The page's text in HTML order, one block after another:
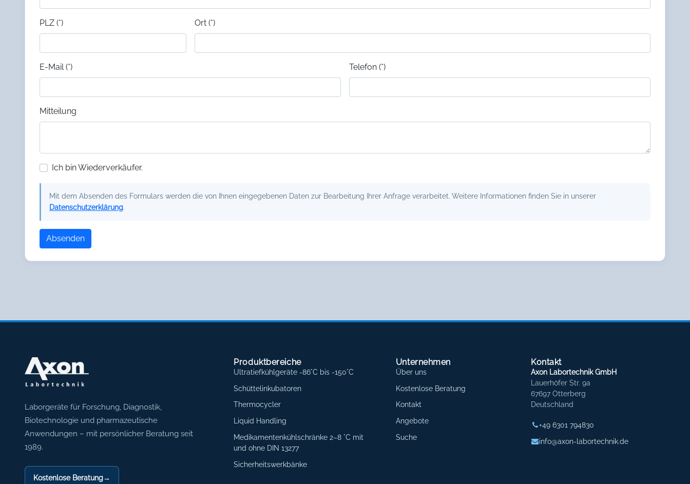
PLZ (*) Ort (*)
E-Mail (*) Telefon (*)
Mitteilung
Ich bin Wiederverkäufer.
Mit dem Absenden des Formulars werden die von Ihnen eingegebenen Daten zur Bearbeitung Ihrer Anfrage verarbeitet. Weitere Informationen finden Sie in unserer
Datenschutzerklärung.
Absenden
Axon Labortechnik
Laborgeräte für Forschung, Diagnostik,
Biotechnologie und pharmazeutische
Anwendungen – mit persönlicher Beratung seit
1989.
Kostenlose Beratung→
Produktbereiche
Ultratiefkühlgeräte -86°C bis -150°C
Schüttelinkubatoren
Thermocycler
Liquid Handling
Medikamentenkühlschränke 2–8 °C mit
und ohne DIN 13277
Sicherheitswerkbänke
Unternehmen
Über uns
Kostenlose Beratung
Kontakt
Angebote
Suche
Kontakt
Axon Labortechnik GmbH
Lauerhöfer Str. 9a
67697 Otterberg
Deutschland
+49 6301 794830
info@axon-labortechnik.de